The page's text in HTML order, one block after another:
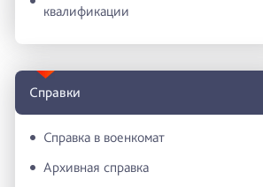
квалификации
Справки
Справка в военкомат
Архивная справка